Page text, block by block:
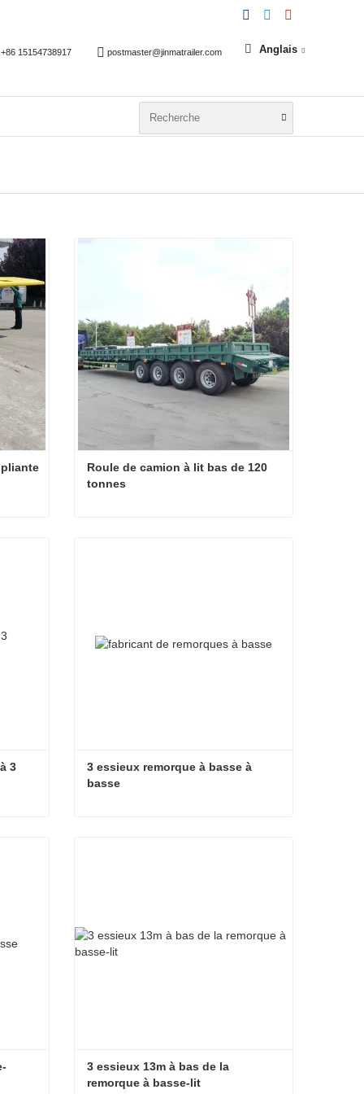
+86 15154738917 postmaster@jinmatrailer.com Anglais
Roule de camion à lit bas de 120
tonnes
3
3 essieux remorque à basse à
basse
3 essieux 13m à bas de la
remorque à basse-lit